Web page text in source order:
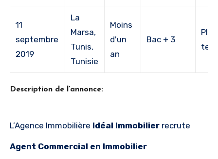
11
septembre
2019
La
Marsa,
Tunis,
Tunisie
Moins
d'un
an
Bac + 3
Description de l’annonce:
L’Agence Immobilière Idéal Immobilier recrute
Agent Commercial en Immobilier